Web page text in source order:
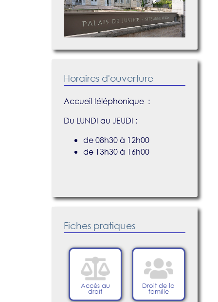
Horaires d'ouverture
Accueil téléphonique :
Du LUNDI au JEUDI :
de 08h30 à 12h00
de 13h30 à 16h00
Fiches pratiques
Accès au
droit
Droit de la
famille